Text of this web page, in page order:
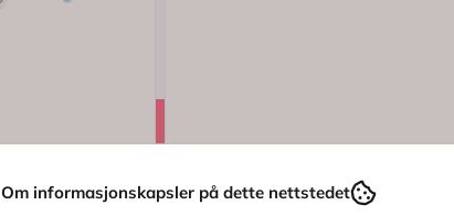
Mokki
Om informasjonskapsler på dette nettstedet